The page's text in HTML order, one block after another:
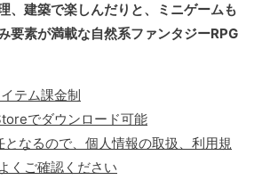
、建築で楽しんだりと、ミニゲームも
要素が満載な自然系ファンタジーRPG
テム課金制
でダウンロード可能
なるので、個人情報の取扱、利用規
くご確認ください